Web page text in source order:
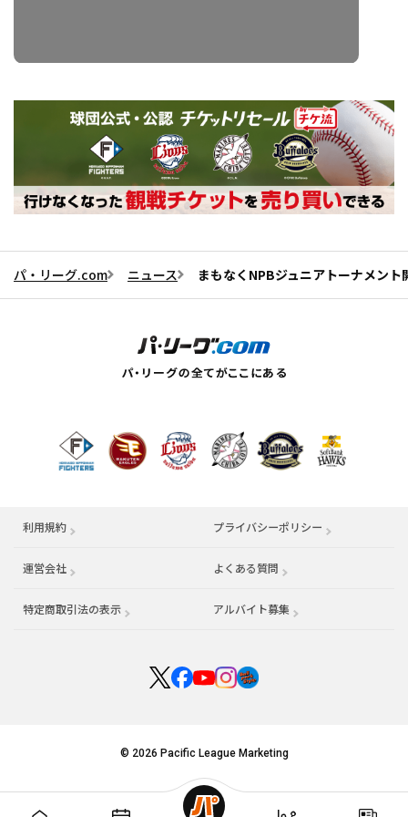
パ・リーグ.com ニュース まもなくNPBジュニアトーナメン
利用規約 プライバシーポリシー
運営会社 （別ウィンドウで開く） よくある質問
特定商取引法の表示 アルバイト募集 （別ウィンドウで開く
© 2026 Pacific League Marketing